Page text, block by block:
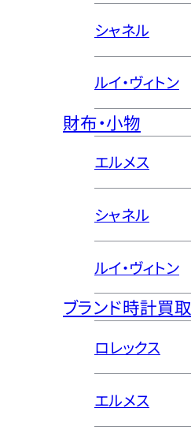
シャネル
ルイ・ヴィトン
財布・小物
エルメス
シャネル
ルイ・ヴィトン
ブランド時計買取
ロレックス
エルメス